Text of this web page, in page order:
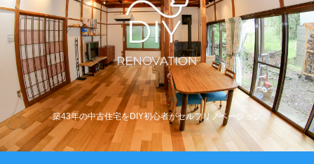
築43年の中古住宅をDIY初心者がセルフリノベーション